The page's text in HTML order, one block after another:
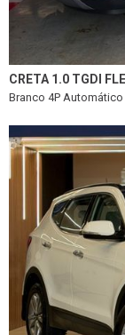
CRETA 1.0 TGDI
Branco 4P Automático